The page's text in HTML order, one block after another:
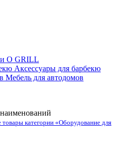
O GRILL
Аксессуары для барбекю
Мебель для автодомов
товары категории «Оборудование для